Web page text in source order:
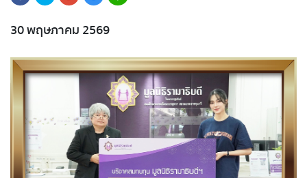
30 พฤษภาคม 2569